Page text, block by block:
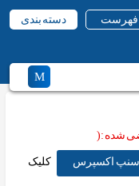
فهرست دسته بندی
شده :(
اسنپ اکسپرس کلیک